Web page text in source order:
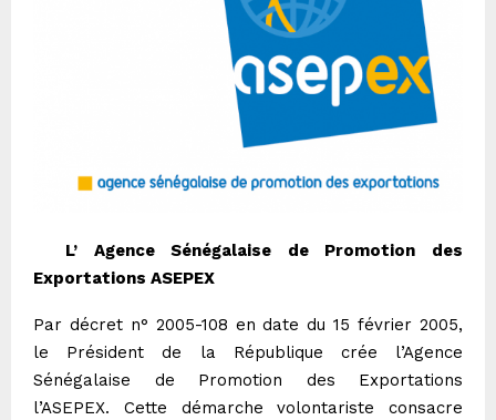
L’ Agence Sénégalaise de Promotion des
Exportations ASEPEX
Par décret n° 2005-108 en date du 15 février 2005,
le Président de la République crée l’Agence
Sénégalaise de Promotion des Exportations
l’ASEPEX. Cette démarche volontariste consacre